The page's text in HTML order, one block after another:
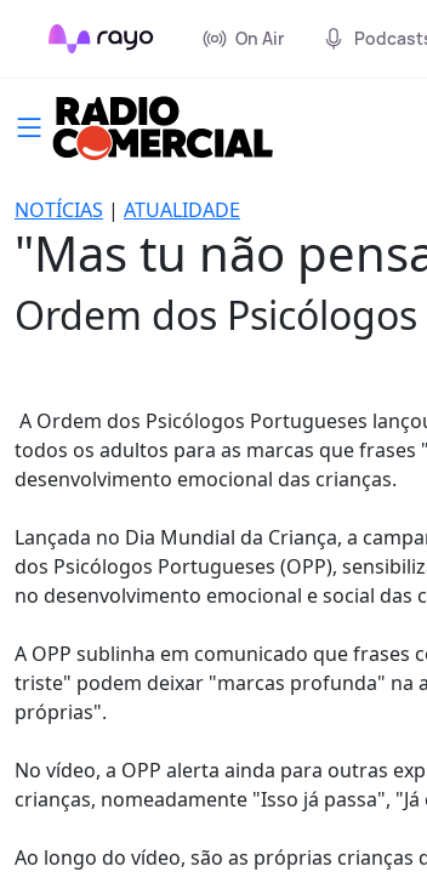
On Air
NOTÍCIAS | ATUALIDADE
"Mas tu não
Ordem dos
A Ordem dos Psicólogos Portugueses
todos os adultos para as marcas que
desenvolvimento emocional das crianças.
Lançada no Dia Mundial da Criança, a
dos Psicólogos Portugueses (OPP),
no desenvolvimento emocional e social das
A OPP sublinha em comunicado que frases
triste" podem deixar "marcas profunda" na
próprias".
No vídeo, a OPP alerta ainda para outras
crianças, nomeadamente "Isso já passa",
Ao longo do vídeo, são as próprias crianças